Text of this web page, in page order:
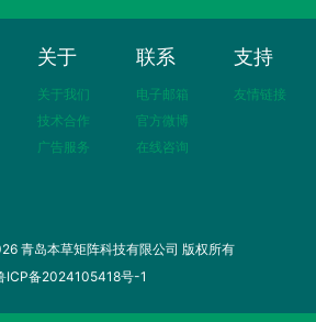
关于
关于我们
技术合作
广告服务
联系
电子邮箱
官方微博
在线咨询
支持
友情链接
青岛本草矩阵科技有限公司 版权所有
ICP备2024105418号-1